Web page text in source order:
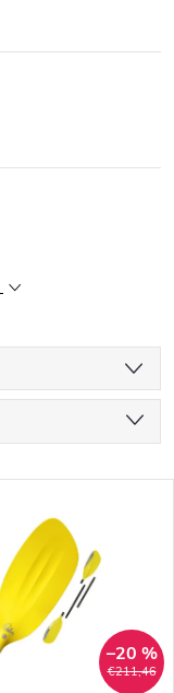
€211,46
–20 %